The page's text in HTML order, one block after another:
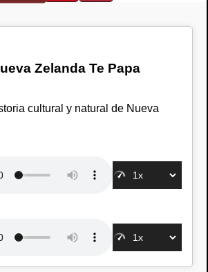
Zelanda Te Papa
cultural y natural de Nueva